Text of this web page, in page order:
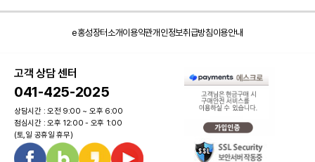
e홍성장터소개이용약관개인정보취급방침이용안내
고객 상담 센터
041-425-2025
상담시간 : 오전 9:00 ~ 오후 6:00
점심시간 : 오후 12:00 - 오후 1:00
(토,일 공휴일 휴무)